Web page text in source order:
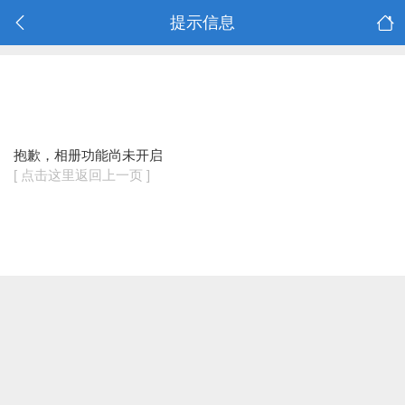
提示信息
抱歉，相册功能尚未开启
[ 点击这里返回上一页 ]